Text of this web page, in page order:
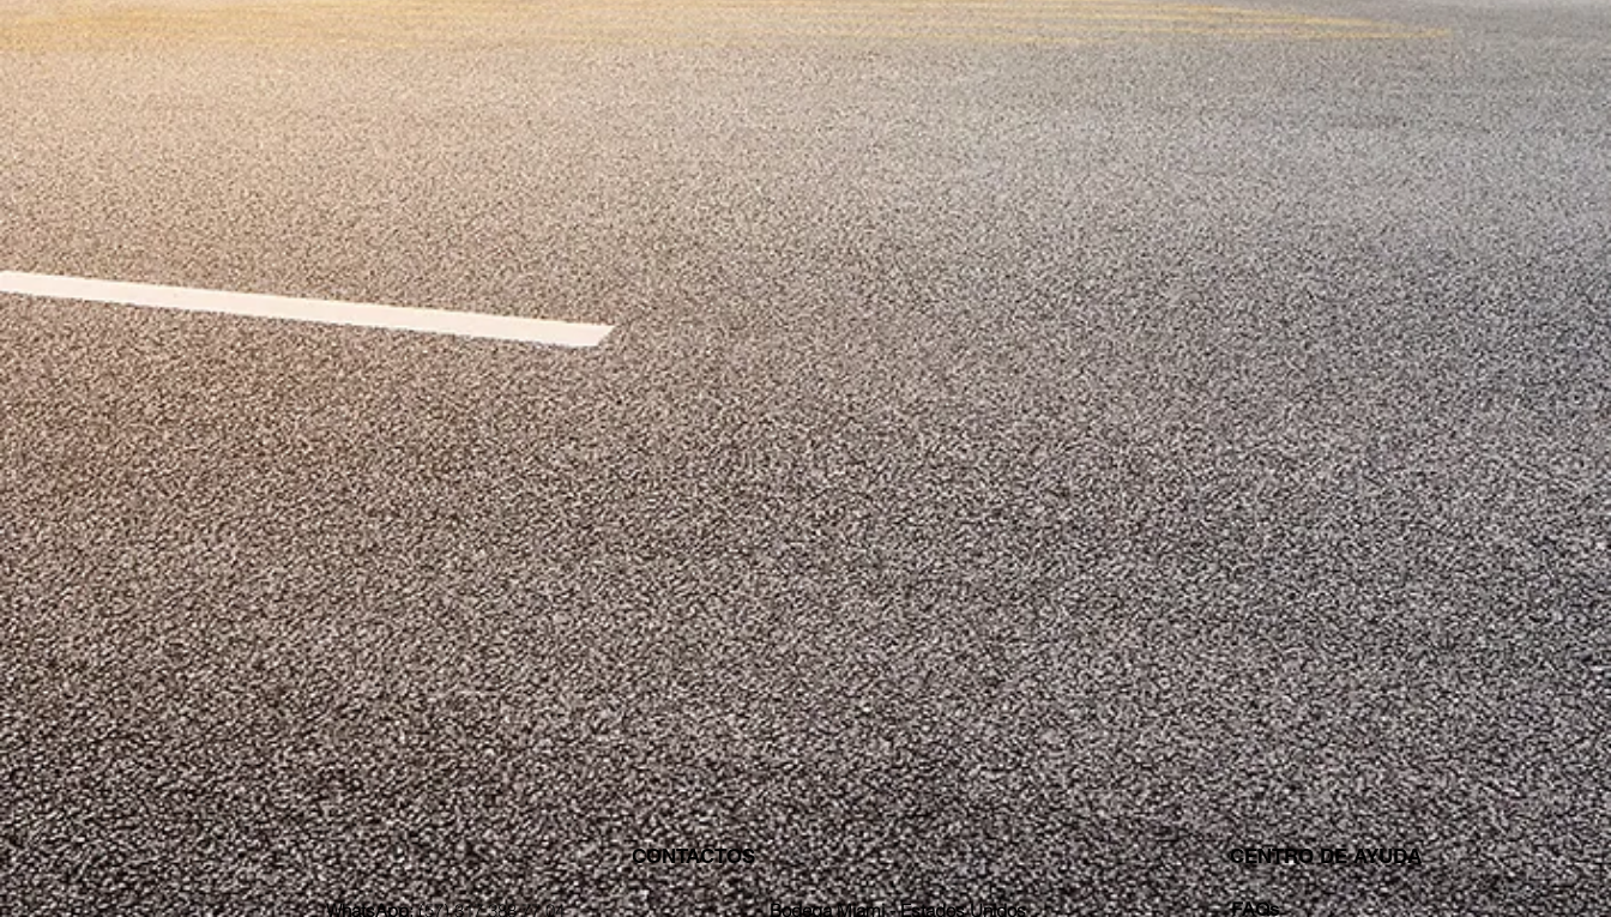
CONTACTOS
WhatsApp:(57) 317 388 77 04 Bodega Miami - Estados Unidos
CENTRO DE AYUDA
FAQs